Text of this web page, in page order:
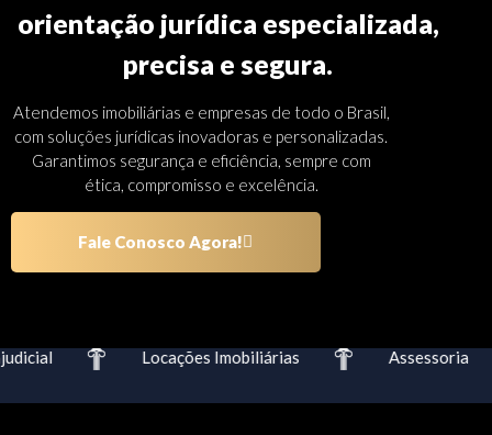
orientação jurídica especializada,
precisa e segura.
Atendemos imobiliárias e empresas de todo o Brasil,
com soluções jurídicas inovadoras e personalizadas.
Garantimos segurança e eficiência, sempre com
ética, compromisso e excelência.
Fale Conosco Agora!
Locações Imobiliárias Assessoria